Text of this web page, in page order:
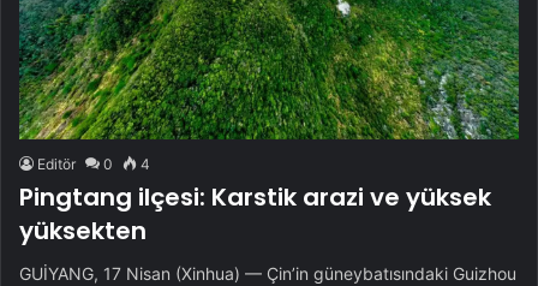
Editör 0 4
Pingtang ilçesi: Karstik arazi ve yüksek
yüksekten
GUİYANG, 17 Nisan (Xinhua) — Çin’in güneybatısındaki Guizhou